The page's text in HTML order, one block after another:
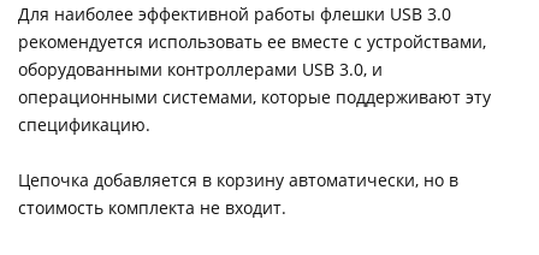
Для наиболее эффективной работы флешки USB 3.0
рекомендуется использовать ее вместе с устройствами,
оборудованными контроллерами USB 3.0, и
операционными системами, которые поддерживают эту
спецификацию.
Цепочка добавляется в корзину автоматически, но в
стоимость комплекта не входит.